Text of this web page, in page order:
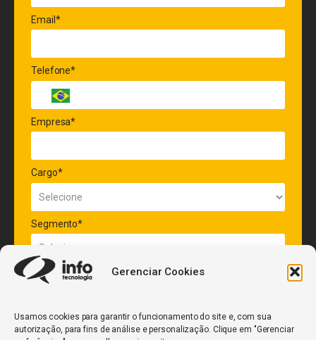
Gerenciar Cookies
Usamos cookies para garantir o funcionamento do site e, com sua
autorização, para fins de análise e personalização. Clique em "Gerenciar
Email*
Telefone*
Empresa*
Cargo*
Segmento*
Quantidade de veículos da frota*